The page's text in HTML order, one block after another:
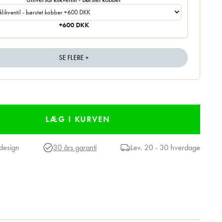
+600 DKK
SE FLERE +
30 års garanti Lev. 20 - 30 hverdage